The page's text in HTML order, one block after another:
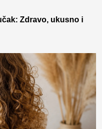
Zdravo, ukusno i